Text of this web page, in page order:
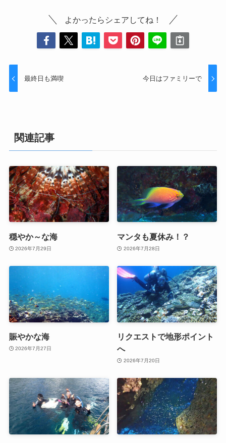
よかったらシェアしてね！
最終日も満喫 今日はファミリーで
関連記事
穏やか～な海
2026年7月29日
マンタも夏休み！？
2026年7月28日
賑やかな海
2026年7月27日
リクエストで地形ポイント
へ
2026年7月20日